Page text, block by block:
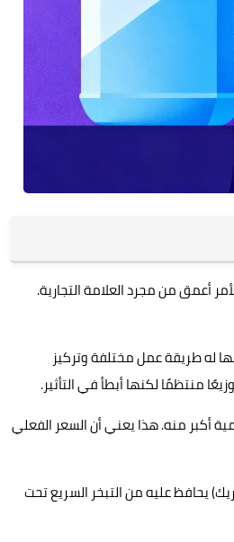
أعمق من مجرد العلامة التجارية.
له طريقة عمل مختلفة وتركيز
منتظمًا لكنها أبطأ في التأثير.
65% سيكلفك أقل من كلور 90%، لكنك ستحتاج كمية أكبر منه. هذا يعني أن السعر الفعلي
يحافظ عليه من التبخر السريع تحت